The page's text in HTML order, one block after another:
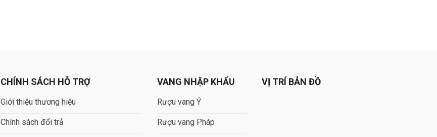
CHÍNH SÁCH HỖ TRỢ
Giới thiệu thương hiệu
Chính sách đổi trả
VANG NHẬP KHẨU
Rượu vang Ý
Rượu vang Pháp
VỊ TRÍ BẢN ĐỒ